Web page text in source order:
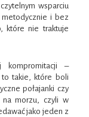
wsparciu
metodycznie i bez
które nie traktuje
–
to takie, które boli
połajanki czy
na morzu, czyli w
jako jeden z